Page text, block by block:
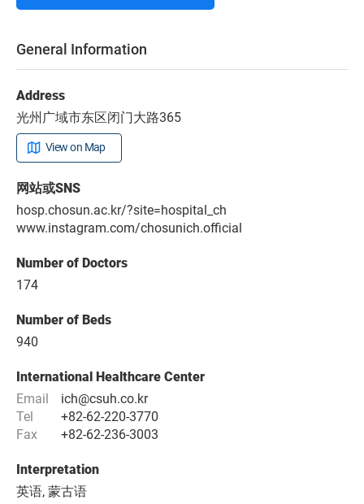
General Information
Address
光州广域市东区闭门大路365
View on Map
网站或SNS
hosp.chosun.ac.kr/?site=hospital_ch
www.instagram.com/chosunich.official
Number of Doctors
174
Number of Beds
940
International Healthcare Center
Email
ich@csuh.co.kr
Tel
+82-62-220-3770
Fax
+82-62-236-3003
Interpretation
英语, 蒙古语